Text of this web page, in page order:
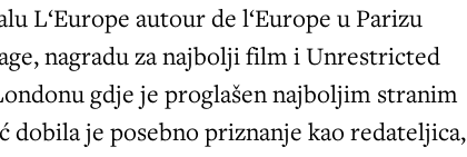
L‘Europe autour de l‘Europe u Parizu
nagradu za najbolji film i Unrestricted
gdje je proglašen najboljim stranim
je posebno priznanje kao redateljica,